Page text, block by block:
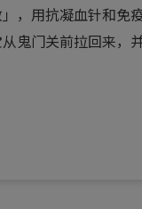
，用抗凝血针和免
鬼门关前拉回来，